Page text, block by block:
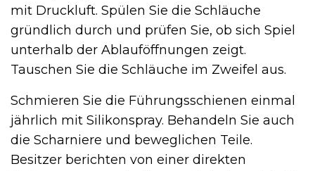
mit Druckluft. Spülen Sie die Schläuche
gründlich durch und prüfen Sie, ob sich Spiel
unterhalb der Ablauföffnungen zeigt.
Tauschen Sie die Schläuche im Zweifel aus.
Schmieren Sie die Führungsschienen einmal
jährlich mit Silikonspray. Behandeln Sie auch
die Scharniere und beweglichen Teile.
Besitzer berichten von einer direkten